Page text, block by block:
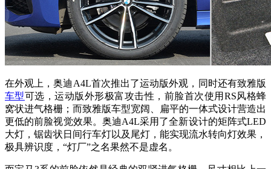
在外观上，奥迪A4L首次推出了运动版外观，同时还有致雅版
车型可选，运动版外形极富攻击性，前脸首次使用RS风格蜂
窝状进气格栅；而致雅版车型宽阔、扁平的一体式设计营造出
更低的前脸视觉效果。奥迪A4L采用了全新设计的矩阵式LED
大灯，锯齿状日间行车灯以及尾灯，能实现流水转向灯效果，
极具辨识度，“灯厂”之名果然不是虚名。